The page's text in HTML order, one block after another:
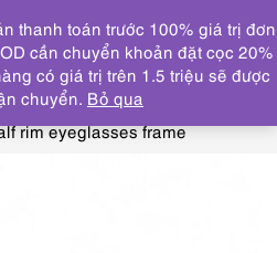
DANH MỤC
GỌNG KÍNH MỚI/CHƯA SỬ
Mới/Chưa sử dụng-
rim eyeglasses frame
thanh toán trước 100% giá trị đơn
cần chuyển khoản đặt cọc 20%
có giá trị trên 1.5 triệu sẽ được
chuyển. Bỏ qua